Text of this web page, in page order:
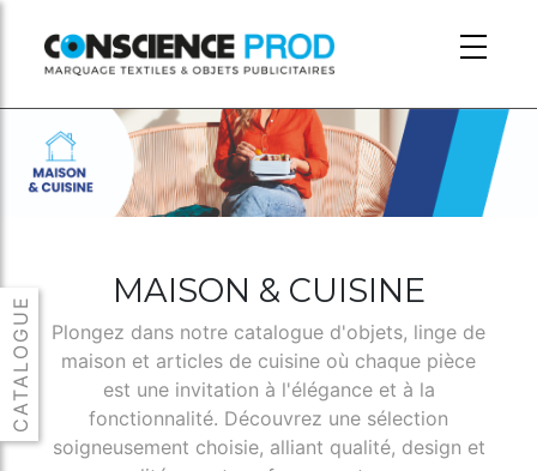
MAISON & CUISINE
Plongez dans notre catalogue d'objets, linge de
maison et articles de cuisine où chaque pièce
est une invitation à l'élégance et à la
fonctionnalité. Découvrez une sélection
soigneusement choisie, alliant qualité, design et